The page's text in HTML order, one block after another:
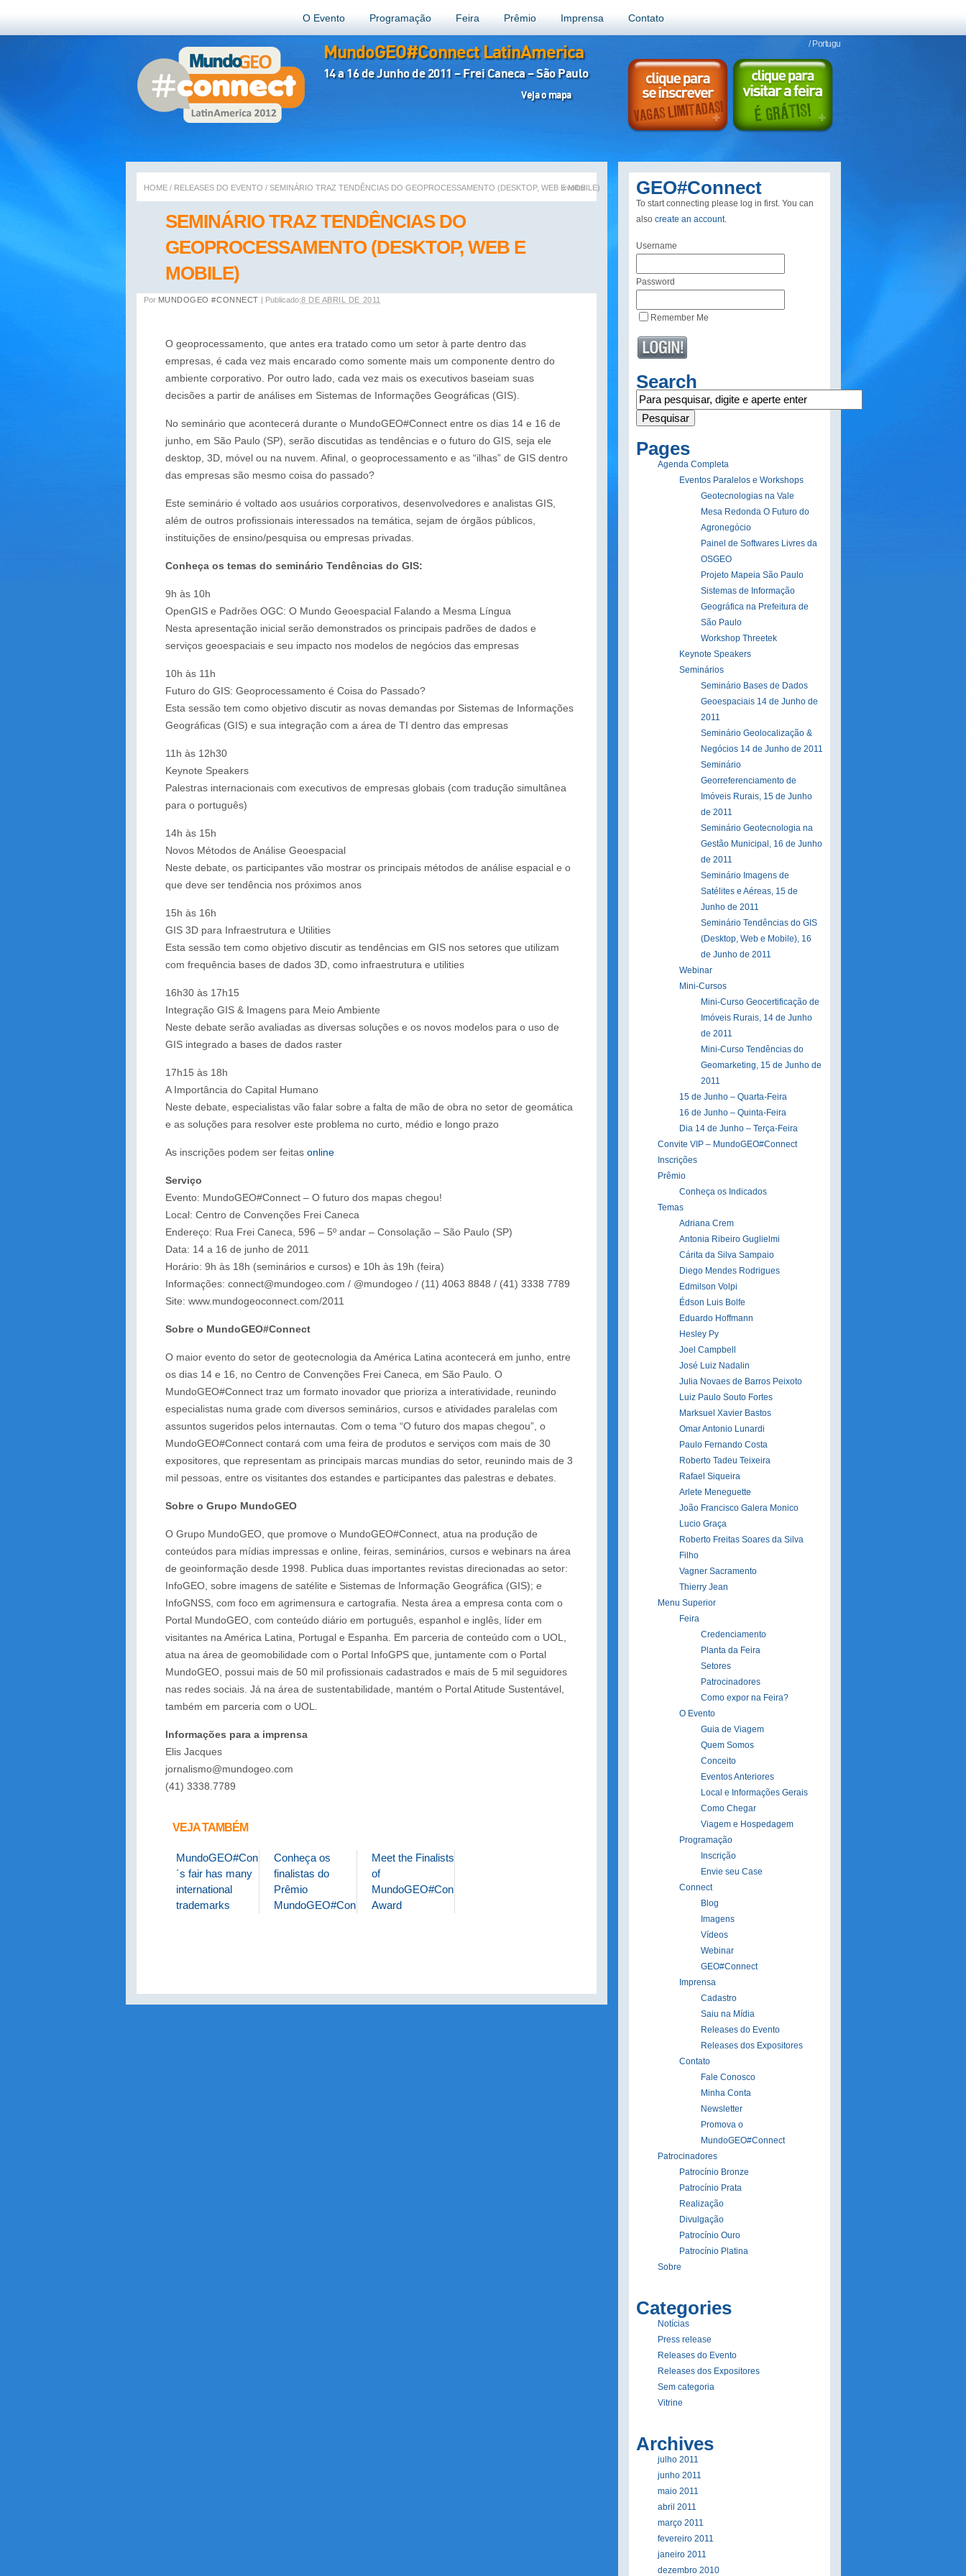
O Evento Programação Feira Prêmio Imprensa Contato
MundoGEO#Connect LatinAmerica
14 a 16 de Junho de 2011 – Frei Caneca – São Paulo
Veja o mapa
/ Portugu
SEMINÁRIO TRAZ TENDÊNCIAS DO
GEOPROCESSAMENTO (DESKTOP, WEB E
MOBILE)
HOME/ RELEASES DO EVENTO / SEMINÁRIO TRAZ TENDÊNCIAS DO GEOPROCESSAMENTO (DESKTOP, WEB E MOBILE)
«voltar
Por MUNDOGEO #CONNECT | Publicado:8 DE ABRIL DE 2011
O geoprocessamento, que antes era tratado como um setor à parte dentro das
empresas, é cada vez mais encarado como somente mais um componente dentro do
ambiente corporativo. Por outro lado, cada vez mais os executivos baseiam suas
decisões a partir de análises em Sistemas de Informações Geográficas (GIS).
No seminário que acontecerá durante o MundoGEO#Connect entre os dias 14 e 16 de
junho, em São Paulo (SP), serão discutidas as tendências e o futuro do GIS, seja ele
desktop, 3D, móvel ou na nuvem. Afinal, o geoprocessamento e as “ilhas” de GIS dentro
das empresas são mesmo coisa do passado?
Este seminário é voltado aos usuários corporativos, desenvolvedores e analistas GIS,
além de outros profissionais interessados na temática, sejam de órgãos públicos,
instituições de ensino/pesquisa ou empresas privadas.
Conheça os temas do seminário Tendências do GIS:
9h às 10h
OpenGIS e Padrões OGC: O Mundo Geoespacial Falando a Mesma Língua
Nesta apresentação inicial serão demonstrados os principais padrões de dados e
serviços geoespaciais e seu impacto nos modelos de negócios das empresas
10h às 11h
Futuro do GIS: Geoprocessamento é Coisa do Passado?
Esta sessão tem como objetivo discutir as novas demandas por Sistemas de Informações
Geográficas (GIS) e sua integração com a área de TI dentro das empresas
11h às 12h30
Keynote Speakers
Palestras internacionais com executivos de empresas globais (com tradução simultânea
para o português)
14h às 15h
Novos Métodos de Análise Geoespacial
Neste debate, os participantes vão mostrar os principais métodos de análise espacial e o
que deve ser tendência nos próximos anos
15h às 16h
GIS 3D para Infraestrutura e Utilities
Esta sessão tem como objetivo discutir as tendências em GIS nos setores que utilizam
com frequência bases de dados 3D, como infraestrutura e utilities
16h30 às 17h15
Integração GIS & Imagens para Meio Ambiente
Neste debate serão avaliadas as diversas soluções e os novos modelos para o uso de
GIS integrado a bases de dados raster
17h15 às 18h
A Importância do Capital Humano
Neste debate, especialistas vão falar sobre a falta de mão de obra no setor de geomática
e as soluções para resolver este problema no curto, médio e longo prazo
As inscrições podem ser feitas online
Serviço
Evento: MundoGEO#Connect – O futuro dos mapas chegou!
Local: Centro de Convenções Frei Caneca
Endereço: Rua Frei Caneca, 596 – 5º andar – Consolação – São Paulo (SP)
Data: 14 a 16 de junho de 2011
Horário: 9h às 18h (seminários e cursos) e 10h às 19h (feira)
Informações: connect@mundogeo.com / @mundogeo / (11) 4063 8848 / (41) 3338 7789
Site: www.mundogeoconnect.com/2011
Sobre o MundoGEO#Connect
O maior evento do setor de geotecnologia da América Latina acontecerá em junho, entre
os dias 14 e 16, no Centro de Convenções Frei Caneca, em São Paulo. O
MundoGEO#Connect traz um formato inovador que prioriza a interatividade, reunindo
especialistas numa grade com diversos seminários, cursos e atividades paralelas com
assuntos sugeridos pelos internautas. Com o tema “O futuro dos mapas chegou”, o
MundoGEO#Connect contará com uma feira de produtos e serviços com mais de 30
expositores, que representam as principais marcas mundias do setor, reunindo mais de 3
mil pessoas, entre os visitantes dos estandes e participantes das palestras e debates.
Sobre o Grupo MundoGEO
O Grupo MundoGEO, que promove o MundoGEO#Connect, atua na produção de
conteúdos para mídias impressas e online, feiras, seminários, cursos e webinars na área
de geoinformação desde 1998. Publica duas importantes revistas direcionadas ao setor:
InfoGEO, sobre imagens de satélite e Sistemas de Informação Geográfica (GIS); e
InfoGNSS, com foco em agrimensura e cartografia. Nesta área a empresa conta com o
Portal MundoGEO, com conteúdo diário em português, espanhol e inglês, líder em
visitantes na América Latina, Portugal e Espanha. Em parceria de conteúdo com o UOL,
atua na área de geomobilidade com o Portal InfoGPS que, juntamente com o Portal
MundoGEO, possui mais de 50 mil profissionais cadastrados e mais de 5 mil seguidores
nas redes sociais. Já na área de sustentabilidade, mantém o Portal Atitude Sustentável,
também em parceria com o UOL.
Informações para a imprensa
Elis Jacques
jornalismo@mundogeo.com
(41) 3338.7789
VEJA TAMBÉM
MundoGEO#Connect
´s fair has many
international
trademarks
Conheça os
finalistas do
Prêmio
MundoGEO#Connect
Meet the Finalists
of
MundoGEO#Connect
Award
GEO#Connect
To start connecting please log in first. You can
also create an account.
Username
Password
Remember Me
Search
Pages
Agenda Completa
Eventos Paralelos e Workshops
Geotecnologias na Vale
Mesa Redonda O Futuro do
Agronegócio
Painel de Softwares Livres da
OSGEO
Projeto Mapeia São Paulo
Sistemas de Informação
Geográfica na Prefeitura de
São Paulo
Workshop Threetek
Keynote Speakers
Seminários
Seminário Bases de Dados
Geoespaciais 14 de Junho de
2011
Seminário Geolocalização &
Negócios 14 de Junho de 2011
Seminário
Georreferenciamento de
Imóveis Rurais, 15 de Junho
de 2011
Seminário Geotecnologia na
Gestão Municipal, 16 de Junho
de 2011
Seminário Imagens de
Satélites e Aéreas, 15 de
Junho de 2011
Seminário Tendências do GIS
(Desktop, Web e Mobile), 16
de Junho de 2011
Webinar
Mini-Cursos
Mini-Curso Geocertificação de
Imóveis Rurais, 14 de Junho
de 2011
Mini-Curso Tendências do
Geomarketing, 15 de Junho de
2011
15 de Junho – Quarta-Feira
16 de Junho – Quinta-Feira
Dia 14 de Junho – Terça-Feira
Convite VIP – MundoGEO#Connect
Inscrições
Prêmio
Conheça os Indicados
Temas
Adriana Crem
Antonia Ribeiro Guglielmi
Cárita da Silva Sampaio
Diego Mendes Rodrigues
Edmilson Volpi
Édson Luis Bolfe
Eduardo Hoffmann
Hesley Py
Joel Campbell
José Luiz Nadalin
Julia Novaes de Barros Peixoto
Luiz Paulo Souto Fortes
Marksuel Xavier Bastos
Omar Antonio Lunardi
Paulo Fernando Costa
Roberto Tadeu Teixeira
Rafael Siqueira
Arlete Meneguette
João Francisco Galera Monico
Lucio Graça
Roberto Freitas Soares da Silva
Filho
Vagner Sacramento
Thierry Jean
Menu Superior
Feira
Credenciamento
Planta da Feira
Setores
Patrocinadores
Como expor na Feira?
O Evento
Guia de Viagem
Quem Somos
Conceito
Eventos Anteriores
Local e Informações Gerais
Como Chegar
Viagem e Hospedagem
Programação
Inscrição
Envie seu Case
Connect
Blog
Imagens
Vídeos
Webinar
GEO#Connect
Imprensa
Cadastro
Saiu na Mídia
Releases do Evento
Releases dos Expositores
Contato
Fale Conosco
Minha Conta
Newsletter
Promova o
MundoGEO#Connect
Patrocinadores
Patrocínio Bronze
Patrocínio Prata
Realização
Divulgação
Patrocínio Ouro
Patrocínio Platina
Sobre
Categories
Notí­cias
Press release
Releases do Evento
Releases dos Expositores
Sem categoria
Vitrine
Archives
julho 2011
junho 2011
maio 2011
abril 2011
março 2011
fevereiro 2011
janeiro 2011
dezembro 2010